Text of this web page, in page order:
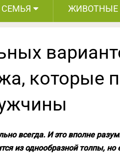
СЕМЬЯ ЖИВОТНЫЕ
которые
всегда. И это вполне
из однообразной толпы, но